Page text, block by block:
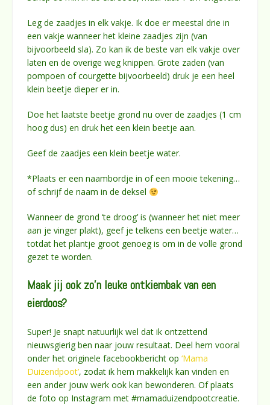
Leg de zaadjes in elk vakje. Ik doe er meestal drie in
een vakje wanneer het kleine zaadjes zijn (van
bijvoorbeeld sla). Zo kan ik de beste van elk vakje over
laten en de overige weg knippen. Grote zaden (van
pompoen of courgette bijvoorbeeld) druk je een heel
klein beetje dieper er in.
Doe het laatste beetje grond nu over de zaadjes (1 cm
hoog dus) en druk het een klein beetje aan.
Geef de zaadjes een klein beetje water.
*Plaats er een naambordje in of een mooie tekening…
of schrijf de naam in de deksel
Wanneer de grond ‘te droog’ is (wanneer het niet meer
aan je vinger plakt), geef je telkens een beetje water…
totdat het plantje groot genoeg is om in de volle grond
gezet te worden.
Maak jij ook zo’n leuke ontkiembak van een
eierdoos?
Super! Je snapt natuurlijk wel dat ik ontzettend
nieuwsgierig ben naar jouw resultaat. Deel hem vooral
onder het originele facebookbericht op ‘Mama
Duizendpoot’, zodat ik hem makkelijk kan vinden en
een ander jouw werk ook kan bewonderen. Of plaats
de foto op Instagram met #mamaduizendpootcreatie.